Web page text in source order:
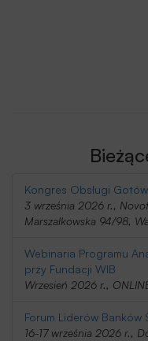
Kongres Obsługi
3 września 2026 r.,
Marszałkowska 94/98,
Webinaria Programu
przy Fundacji WIB
Wrzesień 2026 r.,
Forum Liderów
16-17 września 2026 r.,